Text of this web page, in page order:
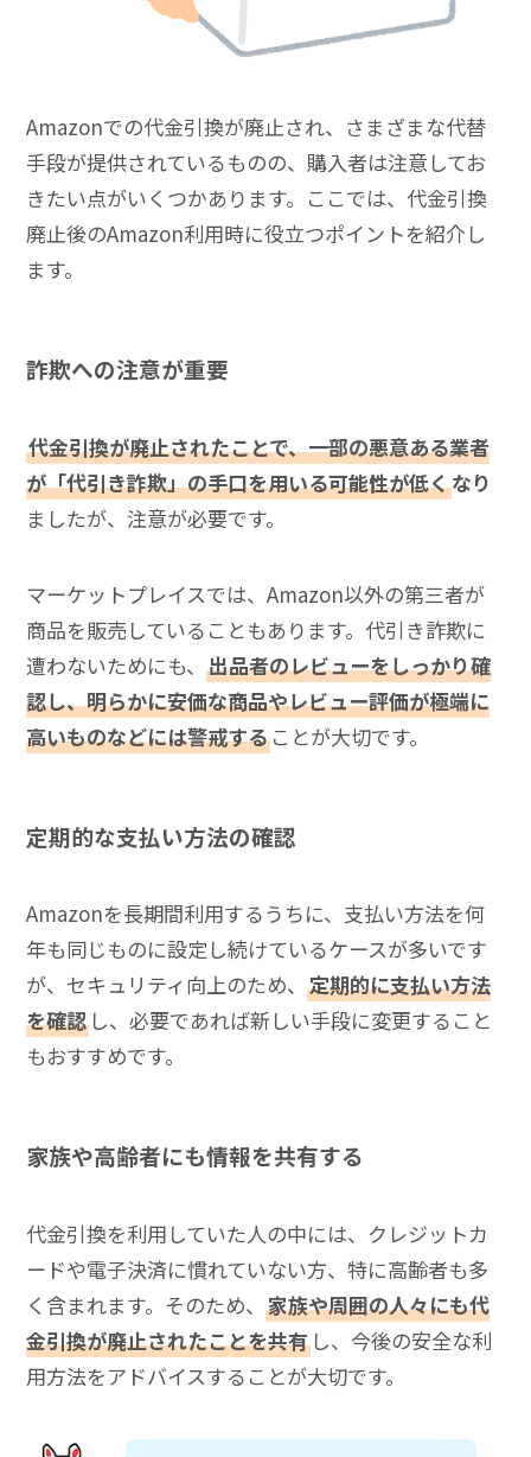
Amazonでの代金引換が廃止され、さまざまな代替
手段が提供されているものの、購入者は注意してお
きたい点がいくつかあります。ここでは、代金引換
廃止後のAmazon利用時に役立つポイントを紹介し
ます。
詐欺への注意が重要
代金引換が廃止されたことで、一部の悪意ある業者
が「代引き詐欺」の手口を用いる可能性が低くなり
ましたが、注意が必要です。
マーケットプレイスでは、Amazon以外の第三者が
商品を販売していることもあります。代引き詐欺に
遭わないためにも、出品者のレビューをしっかり確
認し、明らかに安価な商品やレビュー評価が極端に
高いものなどには警戒することが大切です。
定期的な支払い方法の確認
Amazonを長期間利用するうちに、支払い方法を何
年も同じものに設定し続けているケースが多いです
が、セキュリティ向上のため、定期的に支払い方法
を確認 し、必要であれば新しい手段に変更すること
もおすすめです。
家族や高齢者にも情報を共有する
代金引換を利用していた人の中には、クレジットカ
ードや電子決済に慣れていない方、特に高齢者も多
く含まれます。そのため、家族や周囲の人々にも代
金引換が廃止されたことを共有 し、今後の安全な利
用方法をアドバイスすることが大切です。